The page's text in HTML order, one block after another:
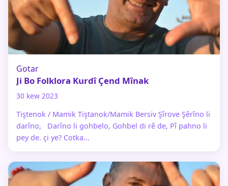
Gotar
Ji Bo Folklora Kurdî Çend Mînak
30 kew 2023
Tiştenok / Mamik Tiştanok/Mamik Bersiv Şîrove Şêrîno li
darîno, Darîno li gohbelo, Gohbel di rê de, Pî pahno li
pey de. çi ye? Cotka...